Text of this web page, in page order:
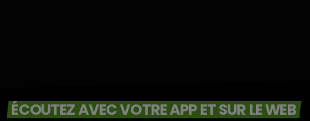
ÉCOUTEZ AVEC VOTRE APP ET SUR LE WEB